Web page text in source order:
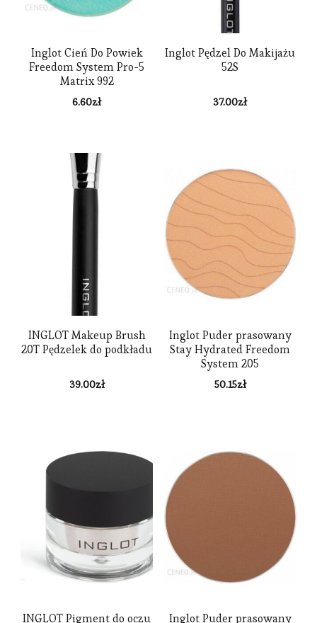
Inglot Cień Do Powiek
Freedom System Pro-5
Matrix 992
6.60zł
Inglot Pędzel Do Makijażu
52S
37.00zł
INGLOT Makeup Brush
20T Pędzelek do podkładu
39.00zł
Inglot Puder prasowany
Stay Hydrated Freedom
System 205
50.15zł
INGLOT Pigment do oczu Inglot Puder prasowany